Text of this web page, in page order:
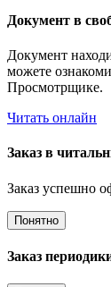
Документ в
Документ
можете
Просмотрщике.
Читать онлайн
Заказ в
Заказ успешно
Понятно
Заказ